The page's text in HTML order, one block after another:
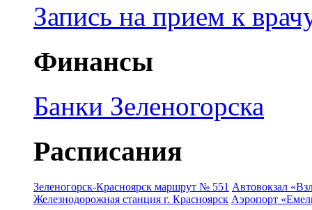
Запись на прием к
Финансы
Банки Зеленогорска
Расписания
Зеленогорск-Красноярск маршрут № 551 Автовокзал
Железнодорожная станция г. Красноярск Аэропорт